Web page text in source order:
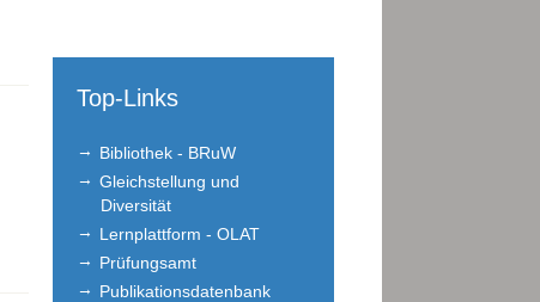
Top-Links
Bibliothek - BRuW
Gleichstellung und
Diversität
Lernplattform - OLAT
Prüfungsamt
Publikationsdatenbank